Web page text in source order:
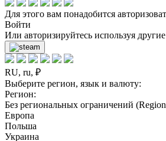
Для этого вам понадобится
Войти
Или авторизируйтесь используя
RU, ru, ₽
Выберите регион, язык и валюту:
Регион:
Без региональных ограничений
Европа
Польша
Украина